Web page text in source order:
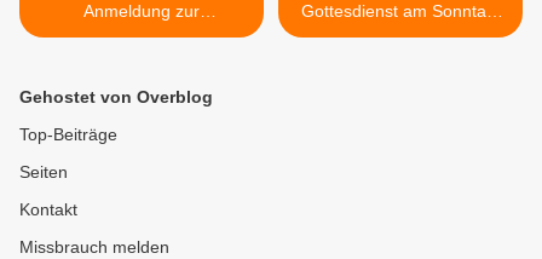
Anmeldung zur
Ökumenischen
Jahre Veitshöchheim bis 5.
August 2022
Gottesdienst am Sonntag,
10. Juli 2022 auf dem
Gehostet von Overblog
Top-Beiträge
Seiten
Kontakt
Missbrauch melden